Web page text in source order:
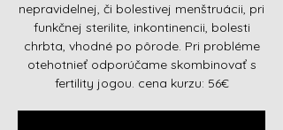
nepravidelnej, či bolestivej menštruácii, pri
funkčnej sterilite, inkontinencii, bolesti
chrbta, vhodné po pôrode. Pri probléme
otehotnieť odporúčame skombinovať s
fertility jogou. cena kurzu: 56€